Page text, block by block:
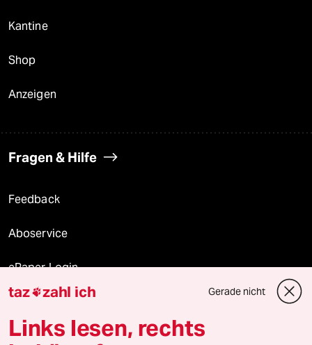
Kantine
Shop
Anzeigen
Fragen & Hilfe
Feedback
Aboservice
ePaper Login
Downloads für Abonnierende
taz zahl ich Gerade nicht
Links lesen, rechts